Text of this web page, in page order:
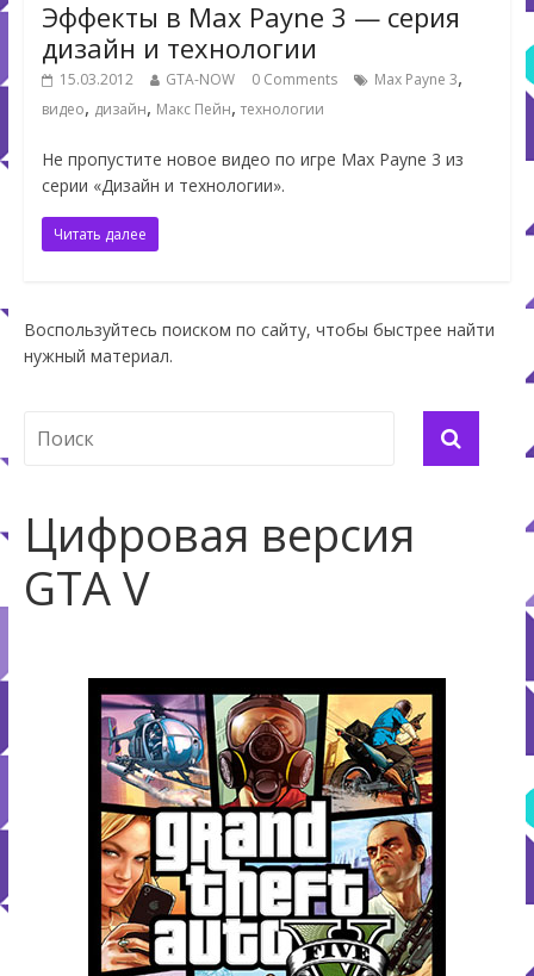
Эффекты в Max Payne 3 — серия
дизайн и технологии
15.03.2012 GTA-NOW 0 Comments Max Payne 3,
видео, дизайн, Макс Пейн, технологии
Не пропустите новое видео по игре Max Payne 3 из
серии «Дизайн и технологии».
Читать далее
Воспользуйтесь поиском по сайту, чтобы быстрее найти
нужный материал.
Цифровая версия
GTA V